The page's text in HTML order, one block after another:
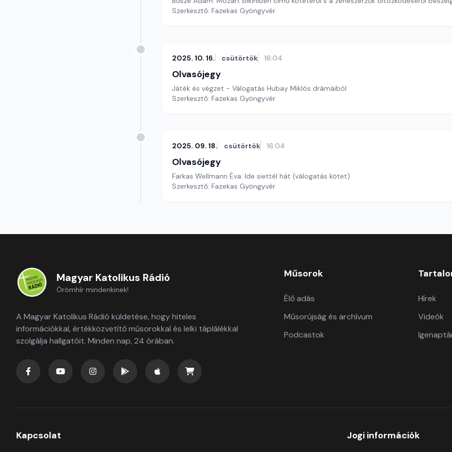
Szerkesztő: Fazekas Gyöngyvér
2025. 10. 16. csütörtök 16:04
Olvasójegy
Játék és végzet - Válogatás Hubay Miklós drámáiból
Szerkesztő: Fazekas Gyöngyvér
2025. 09. 18. csütörtök 16:04
Olvasójegy
Farkas Wellmann Éva: Ide siettél hát (válogatás kötet)
Szerkesztő: Fazekas Gyöngyvér
Magyar Katolikus Rádió
Örömhír mindenkinek!
A Magyar Katolikus Rádió küldetése, hogy hiteles
információkkal, értékközvetítő műsorokkal és lelki táplálékkal
szolgálja hallgatóit. Minden nap, 24 órában.
Műsorok
Élő adás
Műsorújság és archívum
Podcastok
Hírek
Videók
Kapcsolat Jogi információk